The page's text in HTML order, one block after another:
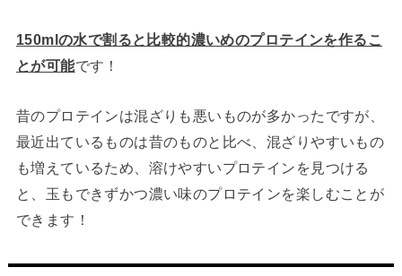
150mlの水で割ると比較的濃いめのプロテインを作るこ
とが可能です！
昔のプロテインは混ざりも悪いものが多かったですが、
最近出ているものは昔のものと比べ、混ざりやすいもの
も増えているため、溶けやすいプロテインを見つける
と、玉もできずかつ濃い味のプロテインを楽しむことが
できます！